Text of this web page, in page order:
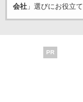
会社」選びにお役立て
PR